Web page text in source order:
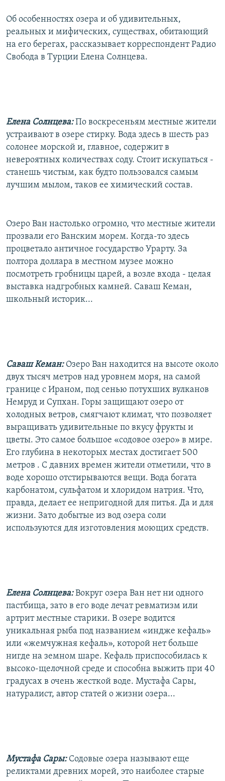
Об особенностях озера и об удивительных,
реальных и мифических, существах, обитающий
на его берегах, рассказывает корреспондент Радио
Свобода в Турции Елена Солнцева.
Елена Солнцева: По воскресеньям местные жители
устраивают в озере стирку. Вода здесь в шесть раз
солонее морской и, главное, содержит в
невероятных количествах соду. Стоит искупаться -
станешь чистым, как будто пользовался самым
лучшим мылом, таков ее химический состав.
Озеро Ван настолько огромно, что местные жители
прозвали его Ванским морем. Когда-то здесь
процветало античное государство Урарту. За
полтора доллара в местном музее можно
посмотреть гробницы царей, а возле входа - целая
выставка надгробных камней. Саваш Кеман,
школьный историк...
Саваш Кеман: Озеро Ван находится на высоте около
двух тысяч метров над уровнем моря, на самой
границе с Ираном, под сенью потухших вулканов
Немруд и Супхан. Горы защищают озеро от
холодных ветров, смягчают климат, что позволяет
выращивать удивительные по вкусу фрукты и
цветы. Это самое большое «содовое озеро» в мире.
Его глубина в некоторых местах достигает 500
метров . С давних времен жители отметили, что в
воде хорошо отстирываются вещи. Вода богата
карбонатом, сульфатом и хлоридом натрия. Что,
правда, делает ее непригодной для питья. Да и для
жизни. Зато добытые из вод озера соли
используются для изготовления моющих средств.
Елена Солнцева:Вокруг озера Ван нет ни одного
пастбища, зато в его воде лечат ревматизм или
артрит местные старики. В озере водится
уникальная рыба под названием «индже кефаль»
или «жемчужная кефаль», которой нет больше
нигде на земном шаре. Кефаль приспособилась к
высоко-щелочной среде и способна выжить при 40
градусах в очень жесткой воде. Мустафа Сары,
натуралист, автор статей о жизни озера...
Мустафа Сары: Содовые озера называют еще
реликтами древних морей, это наиболее старые